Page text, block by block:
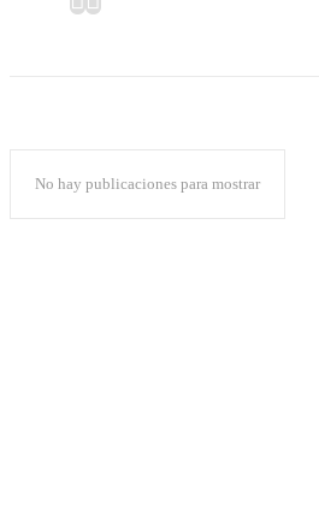
No hay publicaciones para mostrar